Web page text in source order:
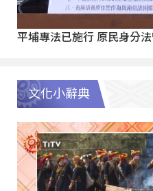
平埔專法已施行 原民身分
文化小辭典